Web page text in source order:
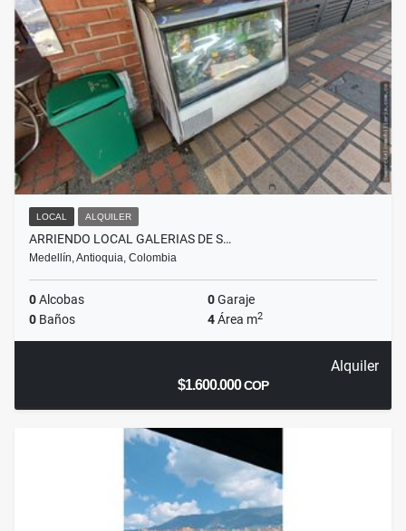
LOCAL ALQUILER
ARRIENDO LOCAL GALERIAS DE S…
Medellín, Antioquia, Colombia
0Alcobas 0Garaje
0 Baños 4Área m2
Alquiler
$1.600.000COP